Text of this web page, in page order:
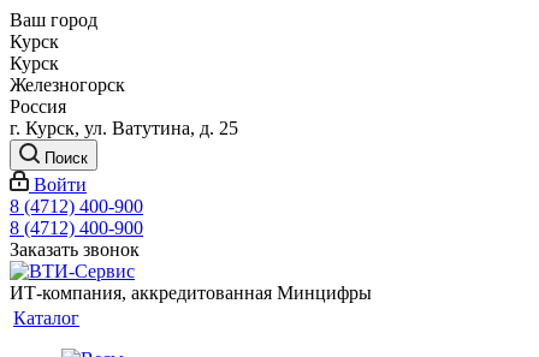
Ваш город
Курск
Курск
Железногорск
Россия
г. Курск, ул. Ватутина, д. 25
Поиск
Войти
8 (4712) 400-900
8 (4712) 400-900
Заказать звонок
ИТ-компания, аккредитованная Минцифры
Каталог